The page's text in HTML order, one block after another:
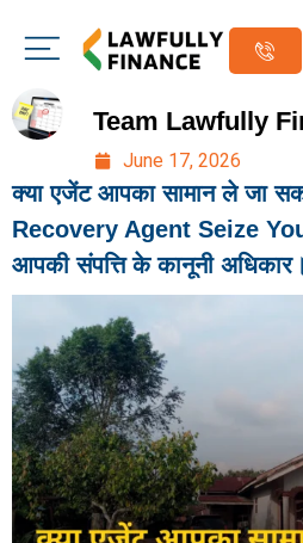
Team Lawfully
June 17, 2026
क्या एजेंट आपका सामान ले जा
Recovery Agent Seize
आपकी संपत्ति के कानूनी अधिकार।